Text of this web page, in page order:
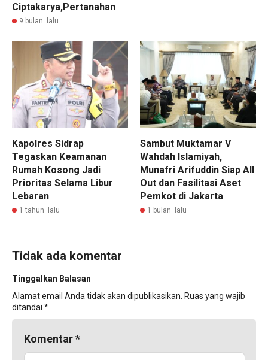
Ciptakarya,Pertanahan
9 bulan lalu
Kapolres Sidrap
Tegaskan Keamanan
Rumah Kosong Jadi
Prioritas Selama Libur
Lebaran
1 tahun lalu
Sambut Muktamar V
Wahdah Islamiyah,
Munafri Arifuddin Siap All
Out dan Fasilitasi Aset
Pemkot di Jakarta
1 bulan lalu
Tidak ada komentar
Tinggalkan Balasan
Alamat email Anda tidak akan dipublikasikan. Ruas yang wajib
ditandai *
Komentar*